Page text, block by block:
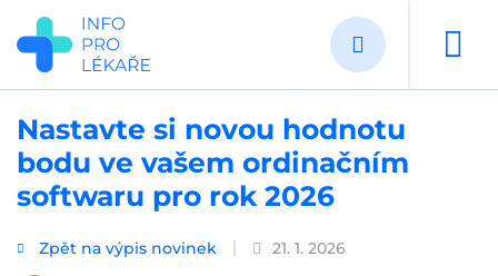
Přejít
hlavnímu
obsahu
Nastavte si novou hodnotu
bodu ve vašem ordinačním
softwaru pro rok 2026
Zpět na výpis novinek 21. 1. 2026